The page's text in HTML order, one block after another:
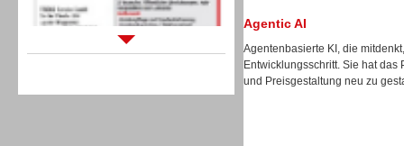
Sprachdialogsysteme u. Ki/
Agentic AI
Agentenbasierte KI, die
Entwicklungsschritt. Sie hat
und Preisgestaltung neu zu